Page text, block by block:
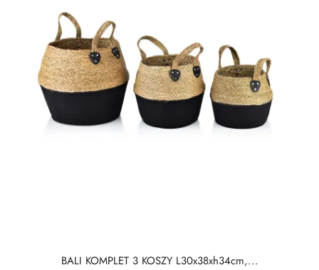
BALI KOMPLET 3 KOSZY L30x38xh34cm,...